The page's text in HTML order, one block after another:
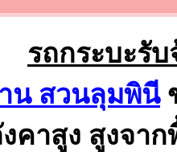
รถกระบะรับ
น สวนลุมพินี
คาสูง สูงจา